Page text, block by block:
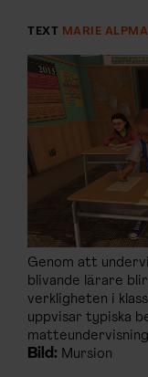
EVENEMANG
KONTAKTA F&F
SKRIV I F&F
ANNONSERA I
TEXT MARIE
Genom att
blivande lärare
verkligheten i
uppvisar typiska
Bild: Mursion